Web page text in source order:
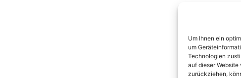
Um Ihnen ein
um
Technologien
auf dieser
zurückziehen,